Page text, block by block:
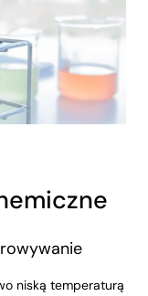
niską temperaturą